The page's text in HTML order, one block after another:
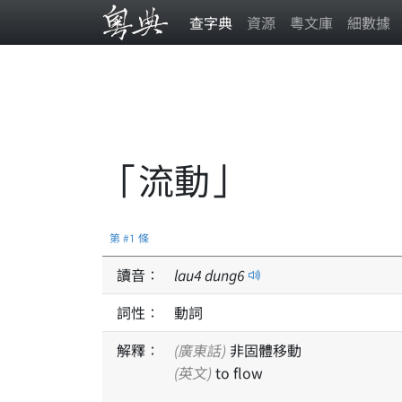
查字典 資源 粵文庫 細數據
「流動」
第 #1 條
讀音： lau4dung6
詞性：
動詞
解釋：
(廣東話) 非固體移動
(英文) to flow